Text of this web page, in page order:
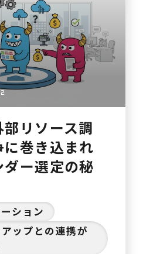
感じている経営者や
へ。モンスターバン
するPo…
リソース調
巻き込まれ
ー選定の秘
ション
ップとの連携が